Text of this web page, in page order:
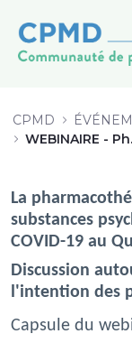
CPMD
La
substances
COVID-19 au
Discussion
l'intention des
Capsule du